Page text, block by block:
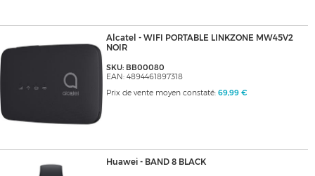
Alcatel - WIFI PORTABLE LINKZONE MW45V2
NOIR
SKU: BB00080
EAN: 4894461897318
Prix de vente moyen constaté: 69,99 €
Huawei - BAND 8 BLACK